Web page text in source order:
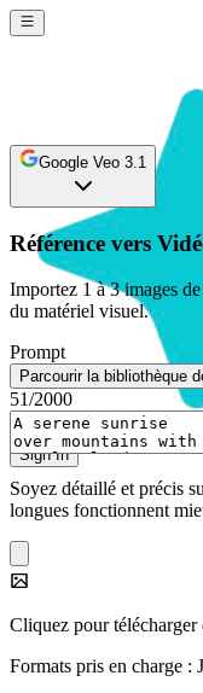
Sign In
Google Veo 3.1
Référence vers
Importez 1 à 3 images
du matériel visuel.
Prompt
Parcourir la bibliothèque
51/2000
Soyez détaillé et précis
longues fonctionnent
Cliquez pour télécharger
Formats pris en charge :